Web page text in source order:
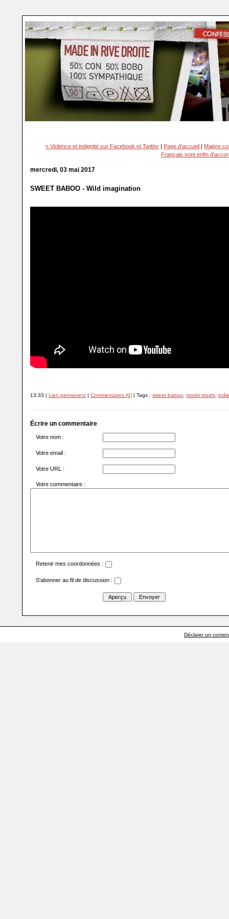
« Violence et indignité sur Facebook et Twitter | Page d'accueil | Maigre
Français sont enfin
mercredi, 03 mai 2017
SWEET BABOO - Wild imagination
13:33 | Lien permanent | Commentaires (0) | Tags : sweet baboo moshi moshi
Écrire un commentaire
Votre nom :
Votre email :
Votre URL :
Votre commentaire :
Retenir mes coordonnées :
S'abonner au fil de discussion :
Déclarer un